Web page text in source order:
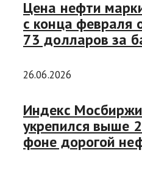
Цена нефти
с конца февраля
73 долларов за
26.06.2026
Индекс
укрепился выше
фоне дорогой